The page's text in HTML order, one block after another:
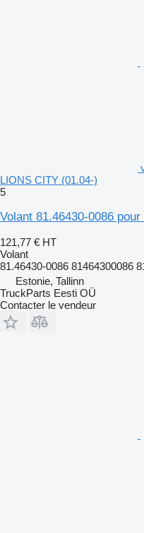
LIONS CITY (01.04-)
5
Volant 81.46430-0086
121,77 € HT
Volant
81.46430-0086 81464300086
Estonie, Tallinn
TruckParts Eesti OÜ
Contacter le vendeur